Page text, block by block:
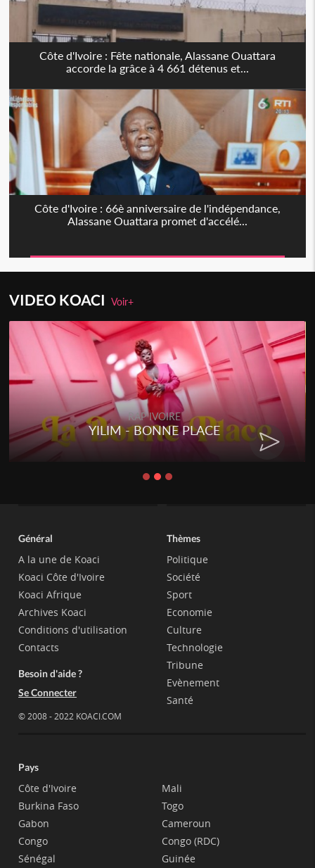
Côte d'Ivoire : Fête nationale, Alassane Ouattara
accorde la grâce à 4 661 détenus et...
Côte d'Ivoire : 66è anniversaire de l'indépendance,
Alassane Ouattara promet d'accélé...
VIDEO KOACIVoir+
RAP IVOIRE
YILIM - BONNE PLACE
Général
A la une de Koaci
Koaci Côte d'Ivoire
Koaci Afrique
Archives Koaci
Conditions d'utilisation
Contacts
Besoin d'aide ?
Se Connecter
© 2008 - 2022 KOACI.COM
Thèmes
Politique
Société
Sport
Economie
Culture
Technologie
Tribune
Evènement
Santé
Pays
Côte d'Ivoire
Burkina Faso
Gabon
Congo
Sénégal
Mali
Togo
Cameroun
Congo (RDC)
Guinée